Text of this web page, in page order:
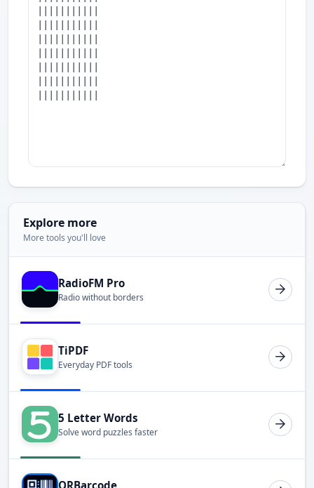
Explore more
More tools you'll love
RadioFM Pro
Radio without borders
TiPDF
Everyday PDF tools
5 Letter Words
Solve word puzzles faster
QRBarcode